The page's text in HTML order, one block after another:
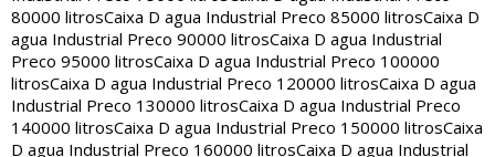
80000 litrosCaixa D agua Industrial Preco 85000 litrosCaixa D
agua Industrial Preco 90000 litrosCaixa D agua Industrial
Preco 95000 litrosCaixa D agua Industrial Preco 100000
litrosCaixa D agua Industrial Preco 120000 litrosCaixa D agua
Industrial Preco 130000 litrosCaixa D agua Industrial Preco
140000 litrosCaixa D agua Industrial Preco 150000 litrosCaixa
D agua Industrial Preco 160000 litrosCaixa D agua Industrial